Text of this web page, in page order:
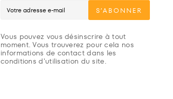
S’ABONNER
Vous pouvez vous désinscrire à tout
moment. Vous trouverez pour cela nos
informations de contact dans les
conditions d'utilisation du site.